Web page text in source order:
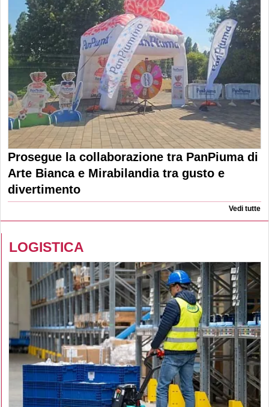
Prosegue la collaborazione tra PanPiuma di
Arte Bianca e Mirabilandia tra gusto e
divertimento
Vedi tutte
LOGISTICA